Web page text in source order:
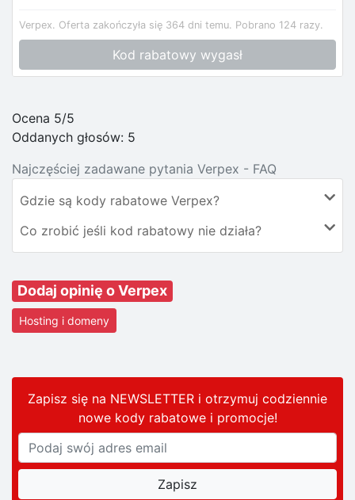
Verpex. Oferta zakończyła się 364 dni temu. Pobrano 124 razy.
Kod rabatowy wygasł
Ocena 5/5
Oddanych głosów: 5
Najczęściej zadawane pytania Verpex - FAQ
Gdzie są kody rabatowe Verpex?
Co zrobić jeśli kod rabatowy nie działa?
Dodaj opinię o Verpex
Hosting i domeny
Zapisz się na NEWSLETTER i otrzymuj codziennie
nowe kody rabatowei promocje!